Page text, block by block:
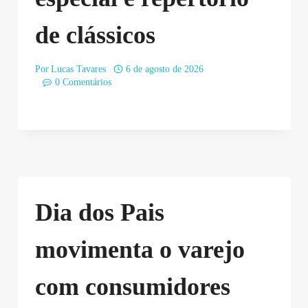
de clássicos
Por Lucas Tavares
6 de agosto de 2026
0 Comentários
Dia dos Pais
movimenta o varejo
com consumidores